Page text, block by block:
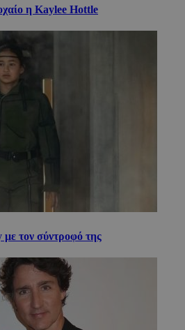
η Kaylee Hottle
τον σύντροφό της